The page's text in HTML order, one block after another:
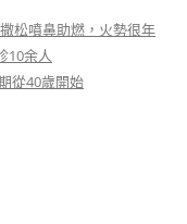
松噴鼻助燃，火勢很年
10余人
從40歲開始